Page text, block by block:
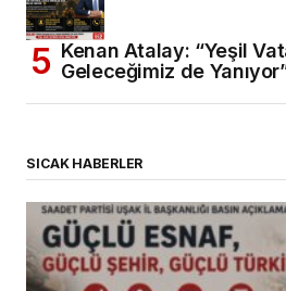
Kenan Atalay: “Yeşil
Geleceğimiz de
SICAK HABERLER